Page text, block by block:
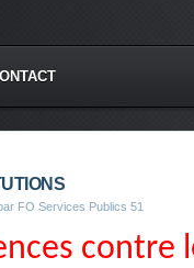
FO Services Publics 51
contre